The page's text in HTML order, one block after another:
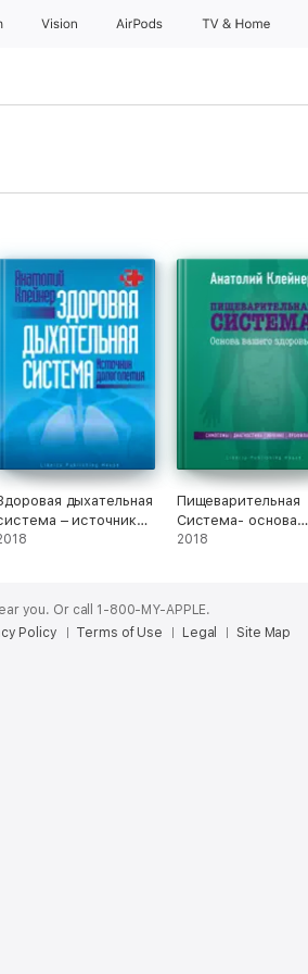
Vision AirPods TV & Home
дыхательная
– источник
Пищеварительная
Система- основа
вашего здоровья
2018
you. Or call 1-800-MY-APPLE.
Policy Terms of Use Legal Site Map